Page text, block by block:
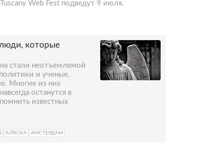
Web Fest подведут 9 июля.
которые
стали неотъемлемой
и ученые,
Многие из них
останутся в
известных
АЛЯСКА АМСТЕРДАМ